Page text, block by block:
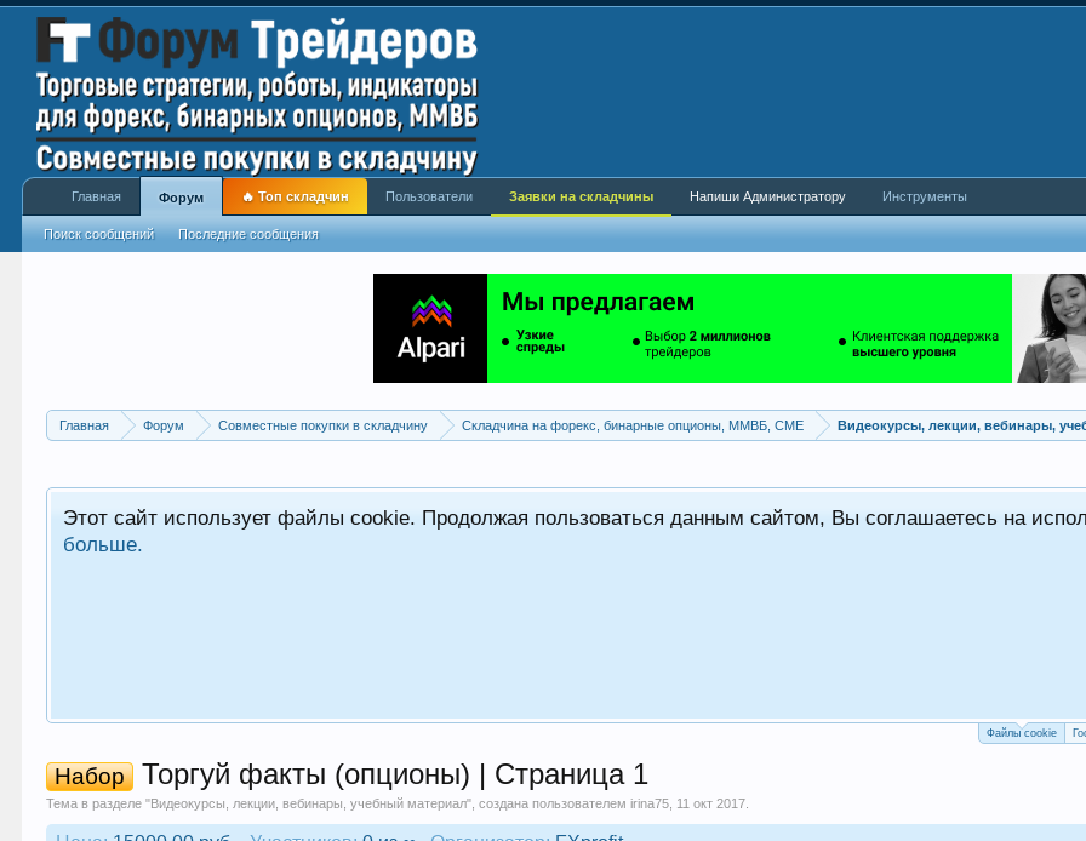
Главная Форум Совместные покупки в складчину Складчина на форекс, бинарные опционы, ММВБ, CME Видеокурсы, лекции, вебинары,
Этот сайт использует файлы cookie. Продолжая пользоваться данным сайтом, Вы соглашаетесь на
больше.
Файлы cookie
Набор Торгуй факты (опционы) | Страница 1
Тема в разделе "Видеокурсы, лекции, вебинары, учебный материал", создана пользователемirina75 11 окт 2017
Главная Форум
Поиск сообщений Последние сообщения
🔥 Топ складчин Пользователи Заявки на складчины Напиши Администратору Инструменты